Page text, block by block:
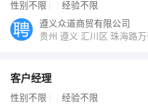
性别不限 经验不限
遵义众道商贸有限公司
贵州 遵义 汇川区 珠海路万
客户经理
性别不限 经验不限